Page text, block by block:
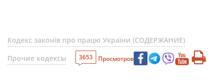
Кодекс законів про працю України (СОДЕРЖАНИЕ)
Прочие кодексы
3653 Просмотров